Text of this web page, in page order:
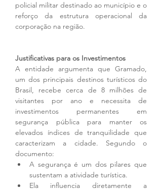
policial militar destinado ao município e o
reforço da estrutura operacional da
corporação na região.
Justificativas para os Investimentos
A entidade argumenta que Gramado,
um dos principais destinos turísticos do
Brasil, recebe cerca de 8 milhões de
visitantes por ano e necessita de
investimentos permanentes em
segurança pública para manter os
elevados índices de tranquilidade que
caracterizam a cidade. Segundo o
documento:
A segurança é um dos pilares que
sustentam a atividade turística.
Ela influencia diretamente a